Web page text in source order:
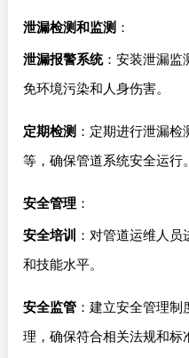
泄漏检测和监测 ：
泄漏报警系统：安装泄漏监
免环境污染和人身伤害。
定期检测 ：定期进行泄漏
等，确保管道系统安全运行。
安全管理 ：
安全培训 ：对管道运维人
和技能水平。
安全监管 ：建立安全管理
理，确保符合相关法规和标